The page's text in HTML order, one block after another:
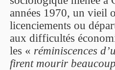
années 1970, un vieil
licenciements ou
aux difficultés
les « réminiscences
firent mourir